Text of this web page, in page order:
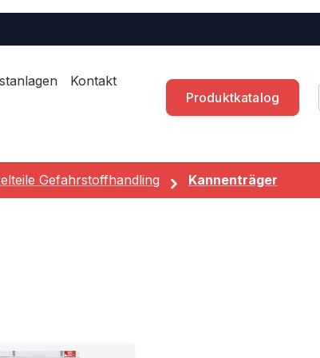
Kontakt
Produktkatalog
Gefahrstoffhandling Kannenträger